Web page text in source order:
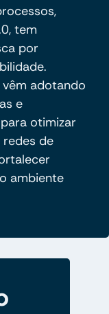
tem
por
adotando
e
otimizar
de
ambiente